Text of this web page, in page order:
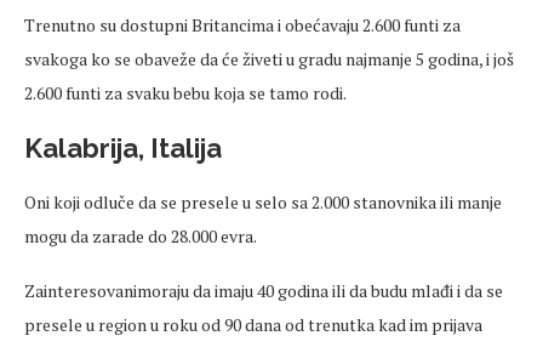
Trenutno su dostupni Britancima i obećavaju 2.600 funti za
svakoga ko se obaveže da će živeti u gradu najmanje 5 godina, i još
2.600 funti za svaku bebu koja se tamo rodi.
Kalabrija, Italija
Oni koji odluče da se presele u selo sa 2.000 stanovnika ili manje
mogu da zarade do 28.000 evra.
Zainteresovanimoraju da imaju 40 godina ili da budu mlađi i da se
presele u region u roku od 90 dana od trenutka kad im prijava